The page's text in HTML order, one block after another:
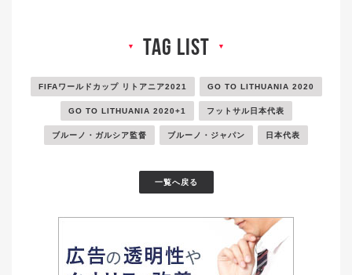
▼ tag list ▼
FIFAワールドカップ リトアニア2021 GO TO LITHUANIA 2020
GO TO LITHUANIA 2020+1 フットサル日本代表
ブルーノ・ガルシア監督 ブルーノ・ジャパン 日本代表
一覧へ戻る